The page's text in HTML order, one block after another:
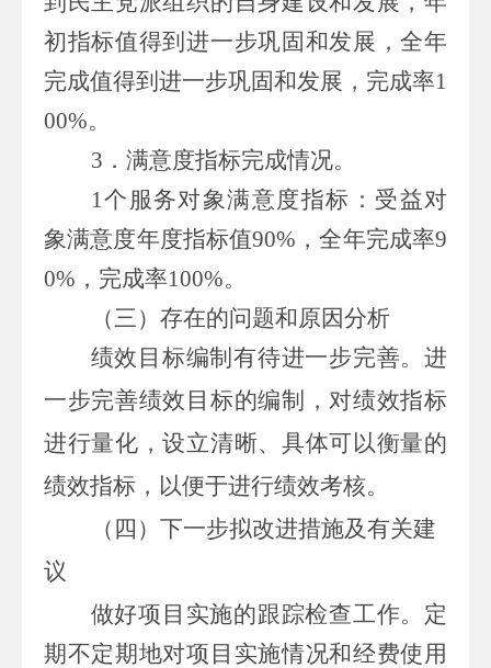
初指标值得到进一步巩固和发展 ，全年
完成值得到进一步巩固和发展， 完成率1
00%。
3．满意度指标完成情况。
1个服务对象满意度指标：受益对
象满意度年度指标值90%，全年完成率9
0% ，完成率100%。
（三） 存在的问题和原因分析
绩效目标编制有待进一步完善。进
一步完善绩效目标的编制，对绩效指标
进行量化，设立清晰、具体可以衡量的
绩效指标，以便于进行绩效考核。
（四） 下一步拟改进措施及有关建
议
做好项目实施的跟踪检查工作。定
期不定期地对项目实施情况和经费使用